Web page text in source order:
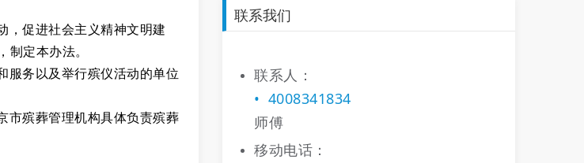
促进社会主义精神文明建
制定本办法。
务以及举行殡仪活动的单位
殡葬管理机构具体负责殡葬
联系我们
联系人：
4008341834
师傅
移动电话：